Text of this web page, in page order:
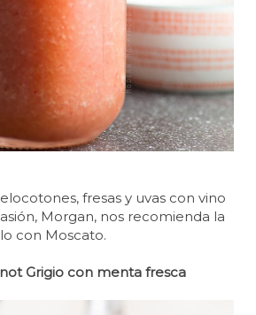
fresas y uvas con vino
Morgan, nos recomienda la
con Moscato.
Grigio con menta fresca